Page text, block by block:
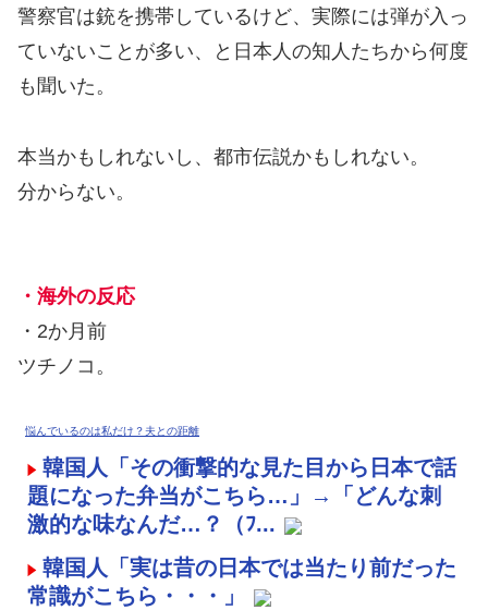
警察官は銃を携帯しているけど、実際には弾が入っ
ていないことが多い、と日本人の知人たちから何度
も聞いた。
本当かもしれないし、都市伝説かもしれない。
分からない。
・海外の反応
・2か月前
ツチノコ。
悩んでいるのは私だけ？夫との距離
韓国人「その衝撃的な見た目から日本で話
題になった弁当がこちら…」→「どんな刺
激的な味なんだ…？（ﾌ...
韓国人「実は昔の日本では当たり前だった
常識がこちら・・・」